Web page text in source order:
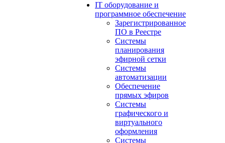
IT оборудование и
программное обеспечение
Зарегистрированное
ПО в Реестре
Системы
планирования
эфирной сетки
Системы
автоматизации
Обеспечение
прямых эфиров
Системы
графического и
виртуального
оформления
Системы